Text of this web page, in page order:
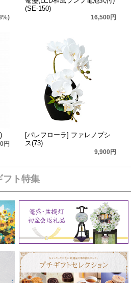
(SE-150)
16,500円
円
[パレフローラ] ファレノプシ
ス(73)
9,900円
フト特集